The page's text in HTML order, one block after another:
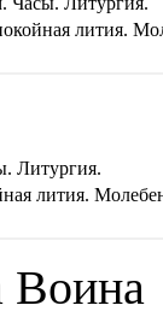
лития.
Литургия.
лития.
Воина